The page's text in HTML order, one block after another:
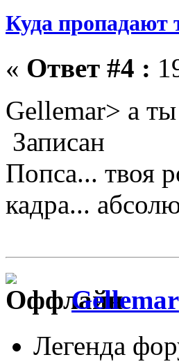
Куда пропадают
« Ответ #4 :
Gellemar> а
Записан
Попса... твоя
кадра...
Gellemar
Легенда